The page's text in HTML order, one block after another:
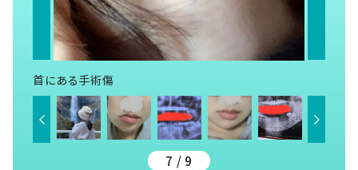
首にある手術傷
7 / 9